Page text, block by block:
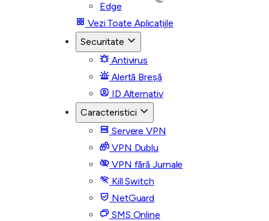
Edge
Vezi Toate Aplicațiile
Securitate
Antivirus
Alertă Breșă
ID Alternativ
Caracteristici
Servere VPN
VPN Dublu
VPN fără Jurnale
Kill Switch
NetGuard
SMS Online